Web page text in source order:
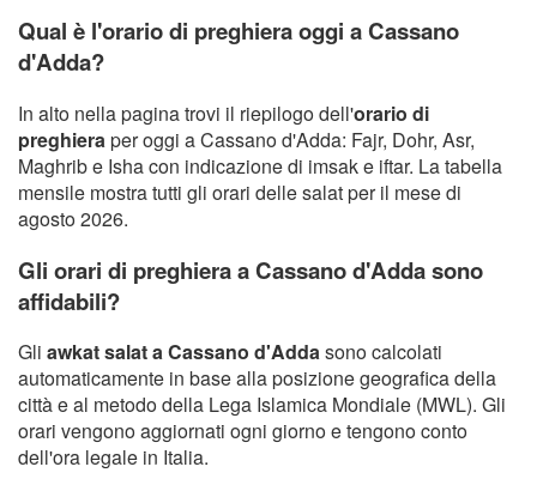
Qual è l'orario di preghiera oggi a Cassano
d'Adda?
In alto nella pagina trovi il riepilogo dell'orario di
preghieraper oggi a Cassano d'Adda: Fajr, Dohr, Asr,
Maghrib e Isha con indicazione di imsak e iftar. La tabella
mensile mostra tutti gli orari delle salat per il mese di
agosto 2026.
Gli orari di preghiera a Cassano d'Adda sono
affidabili?
Gli awkat salat a Cassano d'Addasono calcolati
automaticamente in base alla posizione geografica della
città e al metodo della Lega Islamica Mondiale (MWL). Gli
orari vengono aggiornati ogni giorno e tengono conto
dell'ora legale in Italia.